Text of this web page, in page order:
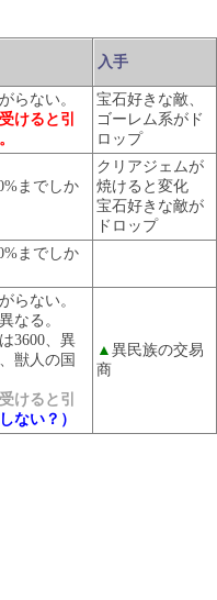
入手
らない。
けると引
宝石好きな敵、
ゴーレム系がド
ロップ
までしか
クリアジェムが
焼けると変化
宝石好きな敵が
ドロップ
までしか
らない。
なる。
3600、異
獣人の国
けると引
ない？）
▲ 異民族の交易
商